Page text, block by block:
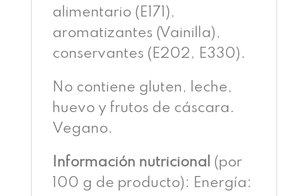
alimentario (E171),
aromatizantes (Vainilla),
conservantes (E202, E330).
No contiene gluten, leche,
huevo y frutos de cáscara.
Vegano.
Información nutricional (por
100 g de producto): Energía: